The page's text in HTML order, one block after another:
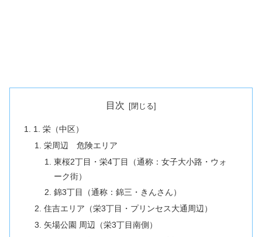
目次
1. 栄（中区）
栄周辺 危険エリア
東桜2丁目・栄4丁目（通称：女子大小路・ウォ
ーク街）
錦3丁目（通称：錦三・きんさん）
住吉エリア（栄3丁目・プリンセス大通周辺）
矢場公園 周辺（栄3丁目南側）